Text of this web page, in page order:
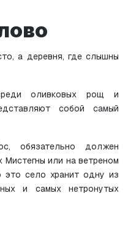
оливковых рощ и
собой самый
обязательно должен
Мистегны или на ветреном
это село хранит одну из
и самых нетронутых